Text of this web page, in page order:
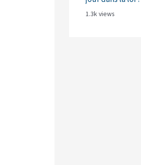
1.3k views